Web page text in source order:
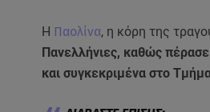
Η Παολίνα, η κόρη της
Πανελλήνιες, καθώς
και συγκεκριμένα στο